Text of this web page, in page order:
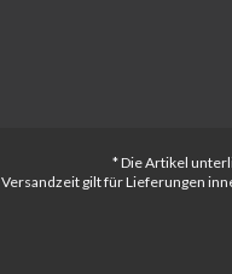
* Die Artikel
Versandzeit gilt für Lieferungen